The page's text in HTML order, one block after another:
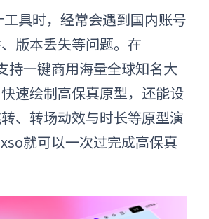
具时，经常会遇到国内账号
版本丢失等问题。在
持一键商用海量全球知名大
速绘制高保真原型，还能设
、转场动效与时长等原型演
就可以一次过完成高保真